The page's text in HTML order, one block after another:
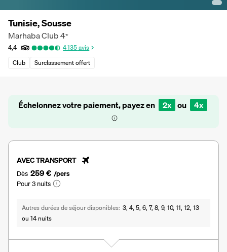
Tunisie, Sousse
Marhaba Club4*
4,4 4 135avis
Club
Surclassement offert
Échelonnez votre paiement, payez en 2x ou 4x
AVEC TRANSPORT
Dès 259 € /pers
Pour 3 nuits
Autres durées de séjour disponibles 3, 4, 5, 6, 7, 8, 9, 10, 11, 12, 13
ou 14 nuits